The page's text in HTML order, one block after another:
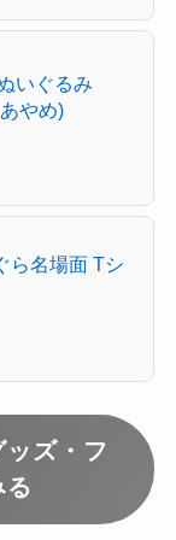
いぐるみ
やめ)
ら名場面 Tシ
ズ・フ